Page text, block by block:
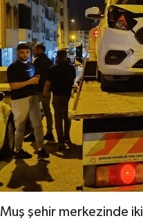
Muş şehir merkezinde